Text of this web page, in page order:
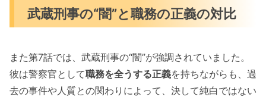
武蔵刑事の“闇”と職務の正義の対比
また第7話では、武蔵刑事の“闇”が強調されていました。
彼は警察官として職務を全うする正義を持ちながらも、過
去の事件や人質との関わりによって、決して純白ではない